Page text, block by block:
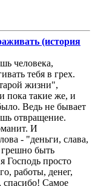
(история
человека,
тебя в грех.
жизни",
пока такие же, и
Ведь не бывает
отвращение.
И
- "деньги, слава,
грешно быть
Господь просто
работы, денег,
спасибо! Самое